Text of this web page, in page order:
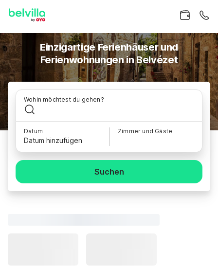
Einzigartige Ferienhäuser und
Ferienwohnungen in Belvézet
Wohin möchtest du gehen?
Datum
Datum hinzufügen
Zimmer und Gäste
Suchen